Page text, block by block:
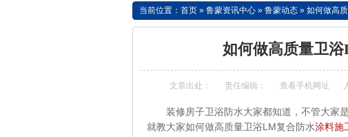
当前位置： 首页 » 鲁蒙资讯中心 » 鲁蒙动态 » 如何做高
如何做高质量卫
文章出处： 责任编辑： 查看手机网址
装修房子卫浴防水大家都知道，不管大家
就教大家如何做高质量卫浴LM复合防水涂料施